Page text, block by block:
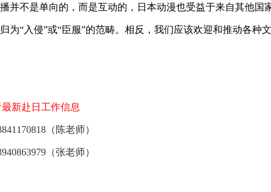
并不是单向的，而是互动的，日本动漫也受益于来自其他国
为“入侵”或“臣服”的范畴。相反，我们应该欢迎和推动各种
新赴日工作信息
（陈老师）
（张老师）